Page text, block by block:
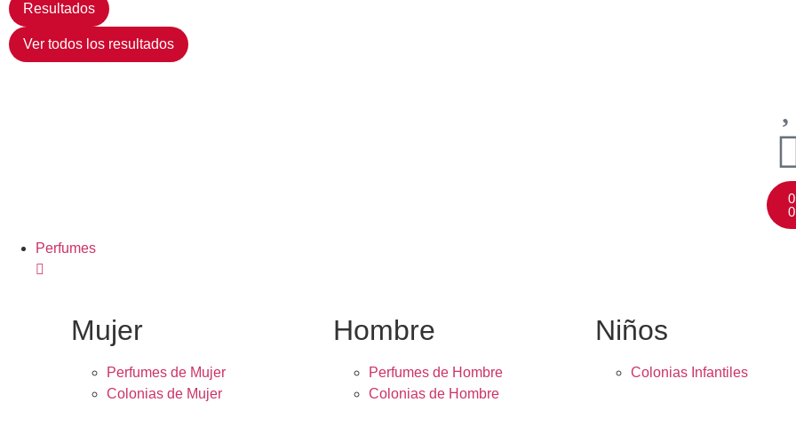
Resultados
Ver todos los resultados
0
Perfumes
Mujer
Perfumes de Mujer
Colonias de Mujer
Hombre
Perfumes de Hombre
Colonias de Hombre
Niños
Colonias Infantiles